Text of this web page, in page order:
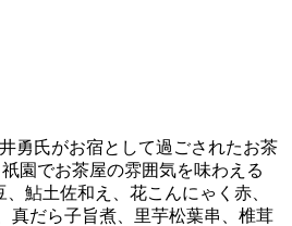
勇氏がお宿として過ごされたお茶
園でお茶屋の雰囲気を味わえる
鮎土佐和え、花こんにゃく赤、
真だら子旨煮、里芋松葉串、椎茸